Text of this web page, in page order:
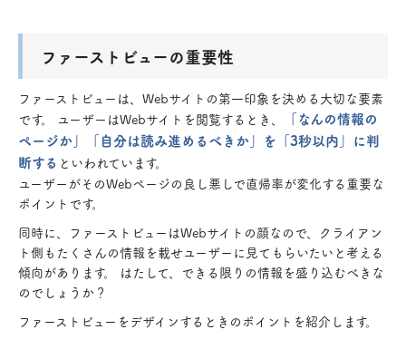
ファーストビューの重要性
ファーストビューは、Webサイトの第一印象を決める大切な要素
です。 ユーザーはWebサイトを閲覧するとき、
「なんの情報の
ページか」「自分は読み進めるべきか」を「3秒以内」に判
断する といわれています。
ユーザーがそのWebページの良し悪しで直帰率が変化する重要な
ポイントです。
同時に、ファーストビューはWebサイトの顔なので、クライアン
ト側もたくさんの情報を載せユーザーに見てもらいたいと考える
傾向があります。 はたして、できる限りの情報を盛り込むべきな
のでしょうか？
ファーストビューをデザインするときのポイントを紹介します。